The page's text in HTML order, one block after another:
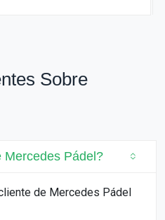
Sobre
Mercedes Pádel?
de Mercedes Pádel